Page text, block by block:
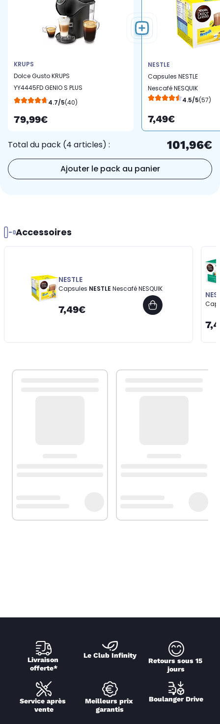
KRUPS
Dolce Gusto KRUPS
YY4445FD GENIO S PLUS
NOIRE
4.7/5(40)
79,99€
NESTLE
Capsules NESTLE
Nescafé NESQUIK
4.5/5(57)
7,49€
Total du pack (4 articles) : 101,96€
Ajouter le pack au panier
Accessoires
NESTLE
Capsules NESTLE Nescafé NESQUIK
7,49€
Livraison
offerte*
Le Club Infinity
Retours sous 15
jours
Service après
vente
Meilleurs prix
garantis
Boulanger Drive